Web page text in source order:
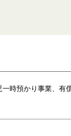
時預かり事業、有